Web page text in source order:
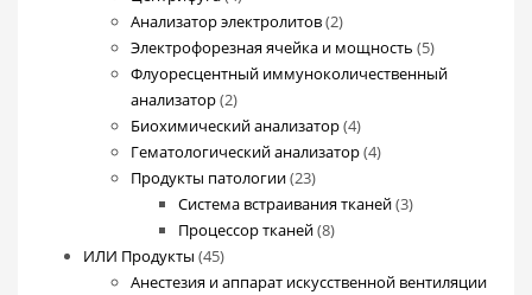
товара
Анализатор электролитов 22
товара
Электрофорезная ячейка и мощность 55
товаров
Флуоресцентный иммуноколичественный
анализатор 22
товара
Биохимический анализатор 44
товара
Гематологический анализатор 44
Продукты патологии 2323
товара
Система встраивания тканей 33
Процессор тканей 88
ИЛИ Продукты 4545
товаров
Анестезия и аппарат искусственной вентиляции